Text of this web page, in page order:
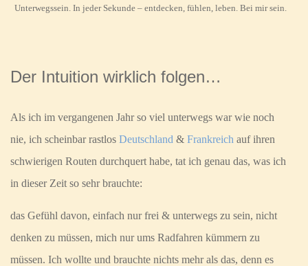
Unterwegssein. In jeder Sekunde – entdecken, fühlen, leben. Bei mir sein.
Der Intuition wirklich folgen…
Als ich im vergangenen Jahr so viel unterwegs war wie noch
nie, ich scheinbar rastlos Deutschland & Frankreich auf ihren
schwierigen Routen durchquert habe, tat ich genau das, was ich
in dieser Zeit so sehr brauchte:
das Gefühl davon, einfach nur frei & unterwegs zu sein, nicht
denken zu müssen, mich nur ums Radfahren kümmern zu
müssen. Ich wollte und brauchte nichts mehr als das, denn es